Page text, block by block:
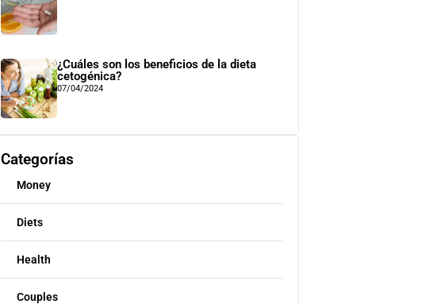
¿Cuáles son los beneficios de la dieta
cetogénica?
07/04/2024
Categorías
Money
Diets
Health
Couples